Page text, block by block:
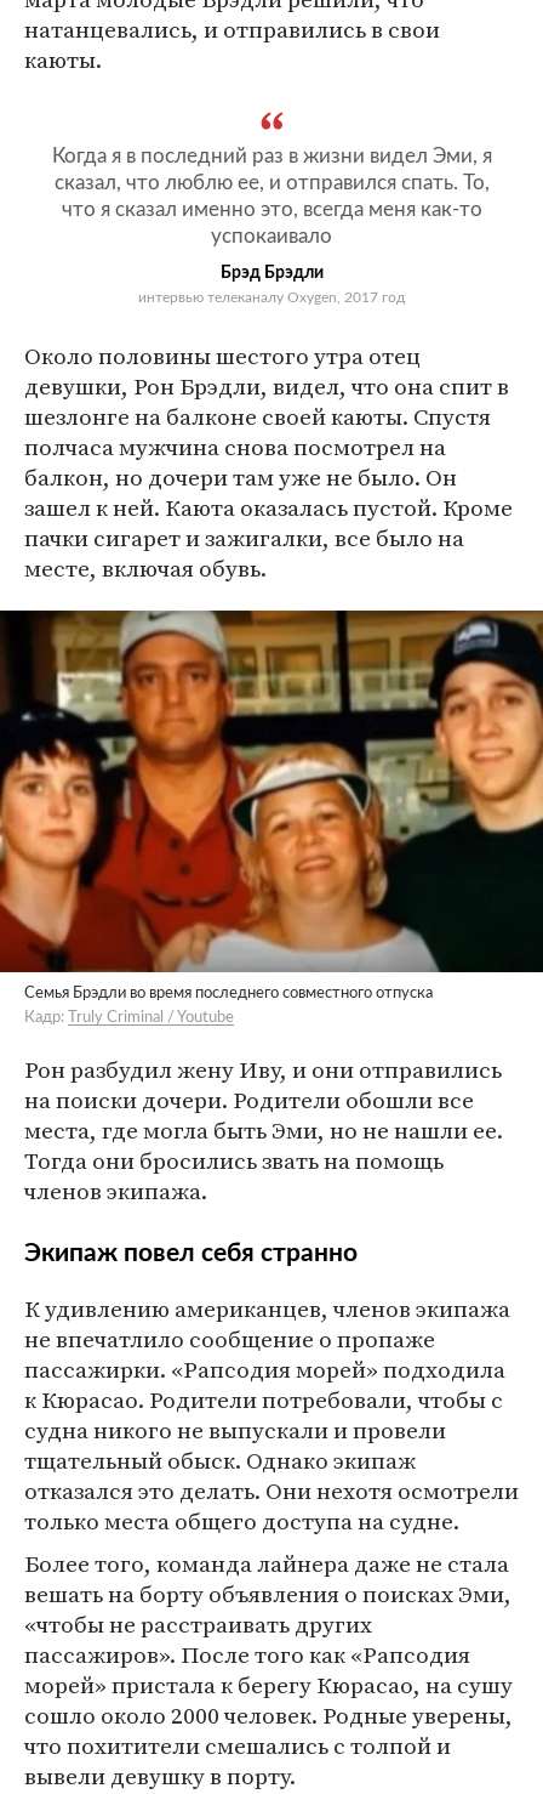
натанцевались, и отправились в свои
каюты.
Когда я в последний раз в жизни видел Эми, я
сказал, что люблю ее, и отправился спать. То,
что я сказал именно это, всегда меня как-то
успокаивало
Брэд Брэдли
интервью телеканалу Oxygen, 2017 год
Около половины шестого утра отец
девушки, Рон Брэдли, видел, что она спит в
шезлонге на балконе своей каюты. Спустя
полчаса мужчина снова посмотрел на
балкон, но дочери там уже не было. Он
зашел к ней. Каюта оказалась пустой. Кроме
пачки сигарет и зажигалки, все было на
месте, включая обувь.
Семья Брэдли во время последнего совместного отпуска
Кадр:
Truly Criminal / Youtube
Рон разбудил жену Иву, и они отправились
на поиски дочери. Родители обошли все
места, где могла быть Эми, но не нашли ее.
Тогда они бросились звать на помощь
членов экипажа.
Экипаж повел себя странно
К удивлению американцев, членов экипажа
не впечатлило сообщение о пропаже
пассажирки. «Рапсодия морей» подходила
к Кюрасао. Родители потребовали, чтобы с
судна никого не выпускали и провели
тщательный обыск. Однако экипаж
отказался это делать. Они нехотя осмотрели
только места общего доступа на судне.
Более того, команда лайнера даже не стала
вешать на борту объявления о поисках Эми,
«чтобы не расстраивать других
пассажиров». После того как «Рапсодия
морей» пристала к берегу Кюрасао, на сушу
сошло около 2000 человек. Родные уверены,
что похитители смешались с толпой и
вывели девушку в порту.